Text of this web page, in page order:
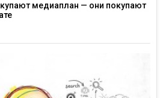
медиаплан — они покупают